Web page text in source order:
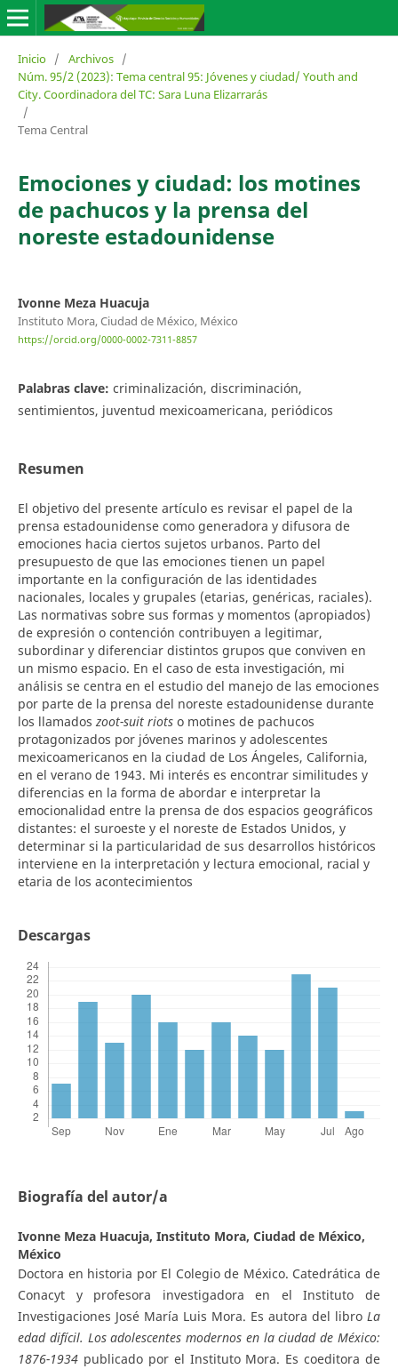
Inicio / Archivos /
Núm. 95/2 (2023): Tema central 95: Jóvenes y ciudad/ Youth and
City. Coordinadora del TC: Sara Luna Elizarrarás
/
Tema Central
Emociones y ciudad: los motines
de pachucos y la prensa del
noreste estadounidense
Ivonne Meza Huacuja
Instituto Mora, Ciudad de México, México
https://orcid.org/0000-0002-7311-8857
Palabras clave: criminalización, discriminación,
sentimientos, juventud mexicoamericana, periódicos
Resumen
El objetivo del presente artículo es revisar el papel de la
prensa estadounidense como generadora y difusora de
emociones hacia ciertos sujetos urbanos. Parto del
presupuesto de que las emociones tienen un papel
importante en la configuración de las identidades
nacionales, locales y grupales (etarias, genéricas, raciales).
Las normativas sobre sus formas y momentos (apropiados)
de expresión o contención contribuyen a legitimar,
subordinar y diferenciar distintos grupos que conviven en
un mismo espacio. En el caso de esta investigación, mi
análisis se centra en el estudio del manejo de las emociones
por parte de la prensa del noreste estadounidense durante
los llamados zoot-suit riots o motines de pachucos
protagonizados por jóvenes marinos y adolescentes
mexicoamericanos en la ciudad de Los Ángeles, California,
en el verano de 1943. Mi interés es encontrar similitudes y
diferencias en la forma de abordar e interpretar la
emocionalidad entre la prensa de dos espacios geográficos
distantes: el suroeste y el noreste de Estados Unidos, y
determinar si la particularidad de sus desarrollos históricos
interviene en la interpretación y lectura emocional, racial y
etaria de los acontecimientos
Descargas
Biografía del autor/a
Ivonne Meza Huacuja, Instituto Mora, Ciudad de México,
México
Doctora en historia por El Colegio de México. Catedrática de
Conacyt y profesora investigadora en el Instituto de
Investigaciones José María Luis Mora. Es autora del libroLa
edad difícil. Los adolescentes modernos en la ciudad de México:
1876-1934publicado por el Instituto Mora. Es coeditora de